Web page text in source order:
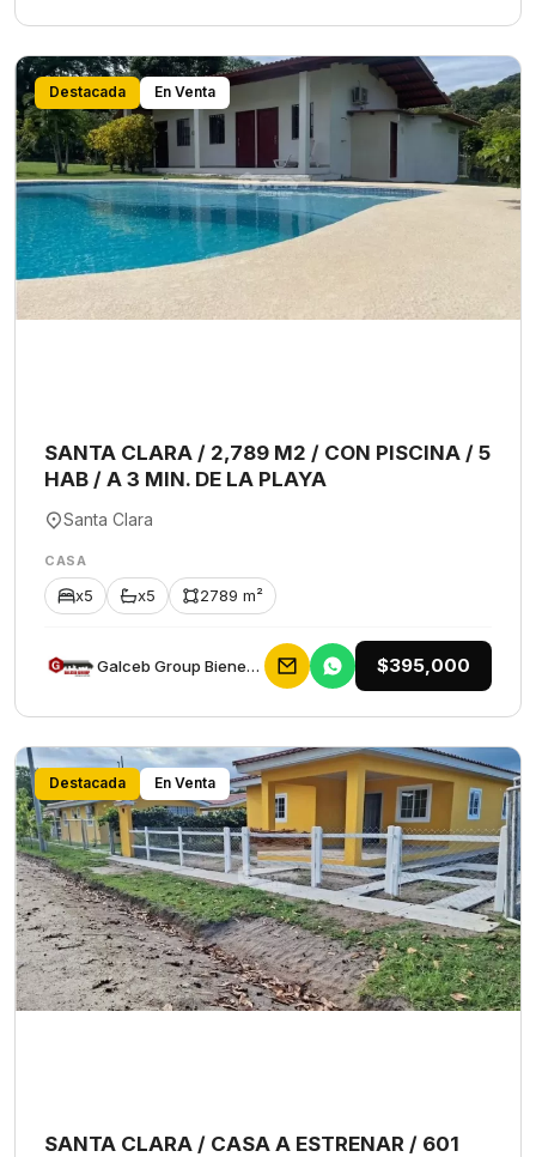
Destacada En Venta
SANTA CLARA / 2,789 M2 / CON PISCINA / 5
HAB / A 3 MIN. DE LA PLAYA
Santa Clara
CASA
x5 x5 2789 m²
Galceb Group Bienes Raices $395,000
Destacada En Venta
SANTA CLARA / CASA A ESTRENAR / 601